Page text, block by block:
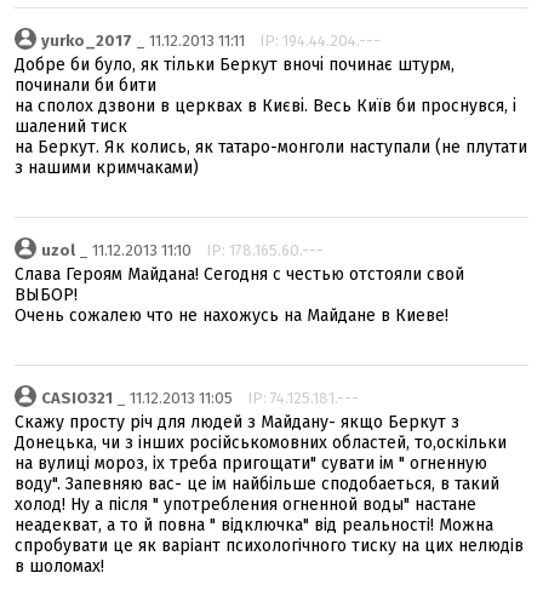
yurko_2017 _ 11.12.2013 11:11 IP: 194.44.204.---
Добре би було, як тільки Беркут вночі починає штурм,
починали би бити
на сполох дзвони в церквах в Києві. Весь Київ би проснувся, і
шалений тиск
на Беркут. Як колись, як татаро-монголи наступали (не плутати
з нашими кримчаками)
uzol _ 11.12.2013 11:10 IP: 178.165.60.---
Слава Героям Майдана! Сегодня с честью отстояли свой
ВЫБОР!
Очень сожалею что не нахожусь на Майдане в Киеве!
CASIO321 _ 11.12.2013 11:05 IP: 74.125.181.---
Скажу просту рiч для людей з Майдану- якщо Беркут з
Донецька, чи з iнших росiйськомовних областей, то,оскiльки
на вулицi мороз, iх треба пригощати" сувати iм " огненную
воду". Запевняю вас- це iм найбiльше сподобаеться, в такий
холод! Ну а пiсля " употребления огненной воды" настане
неадекват, а то й повна " вiдключка" вiд реальностi! Можна
спробувати це як варiант психологiчного тиску на цих нелюдiв
в шоломах!